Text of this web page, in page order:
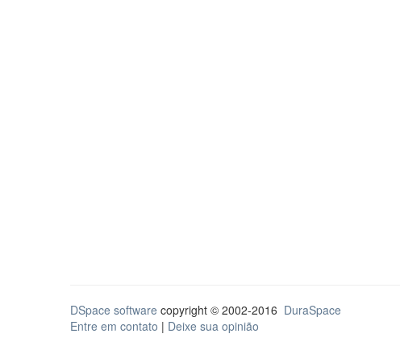
DSpace software copyright © 2002-2016 DuraSpace
Entre em contato | Deixe sua opinião